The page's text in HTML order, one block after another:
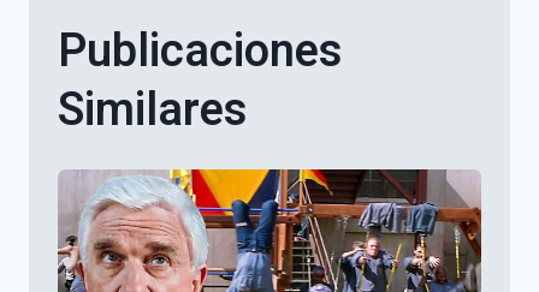
Publicaciones
Similares